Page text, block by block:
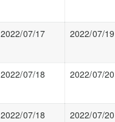
2022/07/17 2022/07/19
2022/07/18 2022/07/20
2022/07/18 2022/07/20